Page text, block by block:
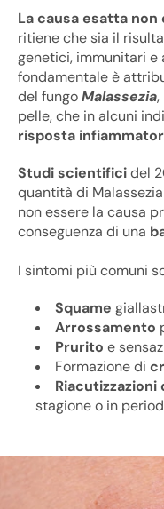
La causa esatta
ritiene che sia il
genetici, immunitari e
fondamentale è
del fungoMalassezia,
pelle, che in alcuni
risposta
Studi scientificidel
quantità di
non essere la causa
conseguenza di una
I sintomi più comuni
Squame
Arrossamento
Prurito e
Formazione di
Riacutizzazioni
stagione o in